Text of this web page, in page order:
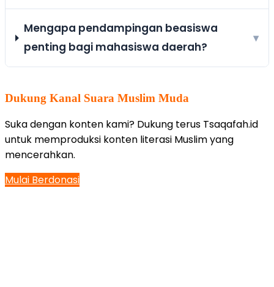
Mengapa pendampingan beasiswa
penting bagi mahasiswa daerah?
▾
Dukung Kanal Suara Muslim Muda
Suka dengan konten kami? Dukung terus Tsaqafah.id
untuk memproduksi konten literasi Muslim yang
mencerahkan.
Mulai Berdonasi